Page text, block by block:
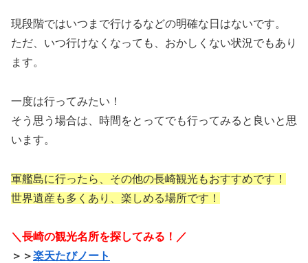
現段階ではいつまで行けるなどの明確な日はないです。
ただ、いつ行けなくなっても、おかしくない状況でもあり
ます。
一度は行ってみたい！
そう思う場合は、時間をとってでも行ってみると良いと思
います。
軍艦島に行ったら、その他の長崎観光もおすすめです！
世界遺産も多くあり、楽しめる場所です！
＼長崎の観光名所を探してみる！／
＞＞楽天たびノート